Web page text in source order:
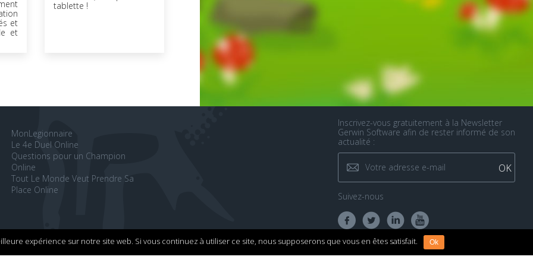
et
et
tablette !
MonLegionnaire
Le 4e Duel Online
Questions pour un Champion
Online
Tout Le Monde Veut Prendre Sa
Place Online
Inscrivez-vous gratuitement à la Newsletter
Gerwin Software afin de rester informé de son
actualité :
Suivez-nous
expérience sur notre site web. Si vous continuez à utiliser ce site, nous supposerons que vous en êtes satisfait. Ok